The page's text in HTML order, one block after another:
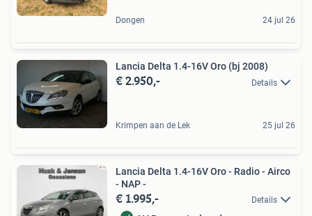
Dongen 24 jul 26
Lancia Delta 1.4-16V Oro (bj 2008)
€ 2.950,- Details
Krimpen aan de Lek 25 jul 26
Lancia Delta 1.4-16V Oro - Radio - Airco
- NAP -
€ 1.995,- Details